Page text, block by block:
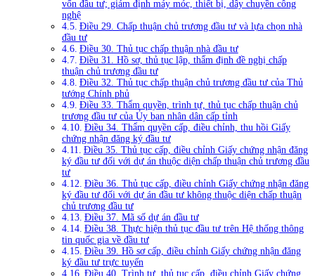
vốn đầu tư; giám định máy móc, thiết bị, dây chuyền công
nghệ
Điều 29. Chấp thuận chủ trương đầu tư và lựa chọn nhà
đầu tư
Điều 30. Thủ tục chấp thuận nhà đầu tư
Điều 31. Hồ sơ, thủ tục lập, thẩm định đề nghị chấp
thuận chủ trương đầu tư
Điều 32. Thủ tục chấp thuận chủ trương đầu tư của Thủ
tướng Chính phủ
Điều 33. Thẩm quyền, trình tự, thủ tục chấp thuận chủ
trương đầu tư của Ủy ban nhân dân cấp tỉnh
Điều 34. Thẩm quyền cấp, điều chỉnh, thu hồi Giấy
chứng nhận đăng ký đầu tư
Điều 35. Thủ tục cấp, điều chỉnh Giấy chứng nhận đăng
ký đầu tư đối với dự án thuộc diện chấp thuận chủ trương đầu
tư
Điều 36. Thủ tục cấp, điều chỉnh Giấy chứng nhận đăng
ký đầu tư đối với dự án đầu tư không thuộc diện chấp thuận
chủ trương đầu tư
Điều 37. Mã số dự án đầu tư
Điều 38. Thực hiện thủ tục đầu tư trên Hệ thống thông
tin quốc gia về đầu tư
Điều 39. Hồ sơ cấp, điều chỉnh Giấy chứng nhận đăng
ký đầu tư trực tuyến
Điều 40. Trình tự, thủ tục cấp, điều chỉnh Giấy chứng